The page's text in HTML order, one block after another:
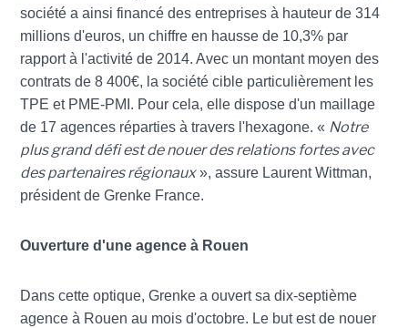
société a ainsi financé des entreprises à hauteur de 314
millions d'euros, un chiffre en hausse de 10,3% par
rapport à l'activité de 2014. Avec un montant moyen des
contrats de 8 400€, la société cible particulièrement les
TPE et PME-PMI. Pour cela, elle dispose d'un maillage
de 17 agences réparties à travers l'hexagone. « Notre
plus grand défi est de nouer des relations fortes avec
des partenaires régionaux», assure Laurent Wittman,
président de Grenke France.
Ouverture d'une agence à Rouen
Dans cette optique, Grenke a ouvert sa dix-septième
agence à Rouen au mois d'octobre. Le but est de nouer